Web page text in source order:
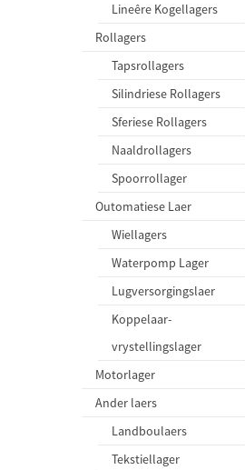
Lineêre Kogellagers
Rollagers
Tapsrollagers
Silindriese Rollagers
Sferiese Rollagers
Naaldrollagers
Spoorrollager
Outomatiese Laer
Wiellagers
Waterpomp Lager
Lugversorgingslaer
Koppelaar-
vrystellingslager
Motorlager
Ander laers
Landboulaers
Tekstiellager